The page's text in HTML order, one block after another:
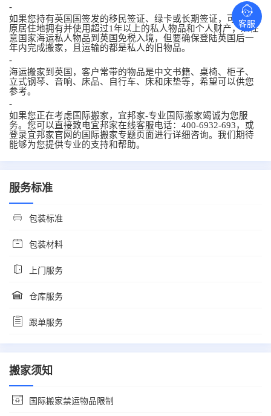
-
如果您持有英国国签发的移民签证、绿卡或长期签证，可将在
原居住地拥有并使用超过1年以上的私人物品和个人财产，从任
意国家海运私人物品到英国免税入境，但要确保登陆英国后一
年内完成搬家，且运输的都是私人的旧物品。
-
海运搬家到英国，客户常带的物品是中文书籍、桌椅、柜子、
立式钢琴、音响、床品、自行车、床和床垫等，希望可以供您
参考。
-
如果您正在考虑 国际搬家，宜邦家-专业 国际搬家竭诚为您服
务。您可以直接致电宜邦家在线客服电话：400-6932-693，或
登录宜邦家官网的 国际搬家专题页面进行详细咨询。我们期待
能够为您提供专业的支持和帮助。
服务标准
包装标准
包装材料
上门服务
仓库服务
跟单服务
搬家须知
国际搬家禁运物品限制
客服